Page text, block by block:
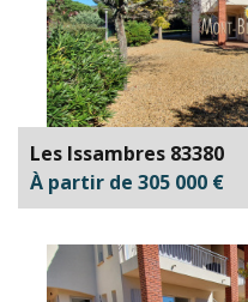
Les Issambres 83380
À partir de 305 000 €